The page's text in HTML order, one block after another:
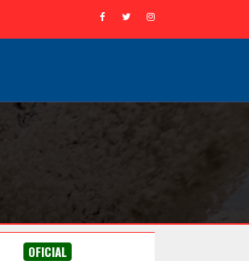
OFICIAL